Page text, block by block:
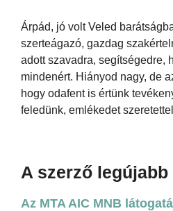
Árpád, jó volt Veled
szerteágazó, gazdag
adott szavadra, segítségedre,
mindenért. Hiányod nagy, de
hogy odafent is értünk
feledünk, emlékedet
A szerző
Az MTA AIC MNB